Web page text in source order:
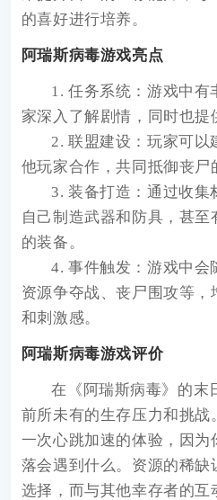
的喜好进行培养。
阿瑞斯病毒游戏亮点
1. 任务系统：游戏中
家深入了解剧情，同时也提
2. 联盟建设：玩家可以
他玩家合作，共同抵御丧尸
3. 装备打造：通过收集
自己制造武器和防具，甚
的装备。
4. 事件触发：游戏中会
资源争夺战、丧尸围攻等，
和刺激感。
阿瑞斯病毒游戏评价
在《阿瑞斯病毒》的末
前所未有的生存压力和挑战
一次心跳加速的体验，因为
落会遇到什么。资源的稀缺
选择，而与其他幸存者的互